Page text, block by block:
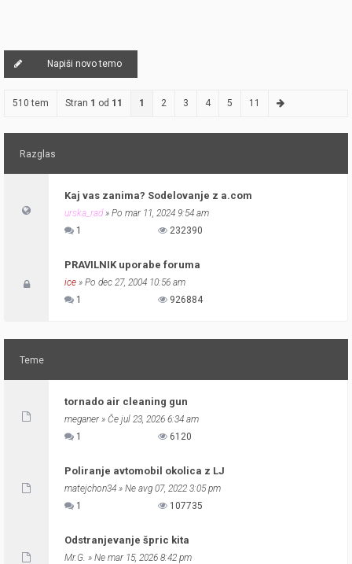
Napiši novo temo
510 tem Stran 1 od 11 1 2 3 4 5 11
Razglas
Kaj vas zanima? Sodelovanje z a.com
urska_rad» Po mar 11, 2024 9:54 am
1
232390
PRAVILNIK uporabe foruma
ice » Po dec 27, 2004 10:56 am
1
926884
Teme
tornado air cleaning gun
meganer» Če jul 23, 2026 6:34 am
1
6120
Poliranje avtomobil okolica z LJ
matejchon34 » Ne avg 07, 2022 3:05 pm
1
107735
Odstranjevanje špric kita
Mr.G. » Ne mar 15, 2026 8:42 pm